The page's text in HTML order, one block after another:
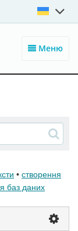
Меню
• створення
баз даних